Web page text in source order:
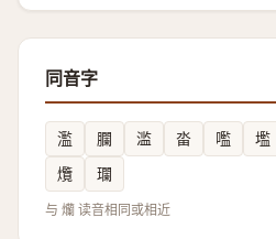
同音字
濫 䑌 滥 畓 嚂 壏
爦
瓓
与 爤 读音相同或相近